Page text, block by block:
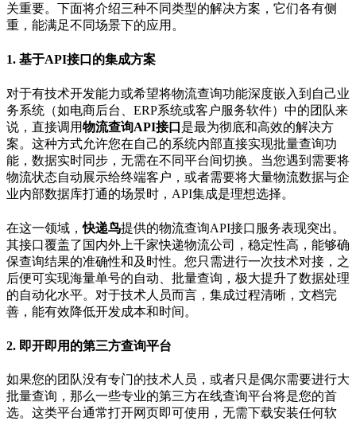
关重要。下面将介绍三种不同类型的解决方案，它们各有侧
重，能满足不同场景下的应用。
1. 基于API接口的集成方案
对于有技术开发能力或希望将物流查询功能深度嵌入到自己业
务系统（如电商后台、ERP系统或客户服务软件）中的团队来
说，直接调用物流查询API接口 是最为彻底和高效的解决方
案。这种方式允许您在自己的系统内部直接实现批量查询功
能，数据实时同步，无需在不同平台间切换。当您遇到需要将
物流状态自动展示给终端客户，或者需要将大量物流数据与企
业内部数据库打通的场景时，API集成是理想选择。
在这一领域，快递鸟提供的物流查询API接口服务表现突出。
其接口覆盖了国内外上千家快递物流公司，稳定性高，能够确
保查询结果的准确性和及时性。您只需进行一次技术对接，之
后便可实现海量单号的自动、批量查询，极大提升了数据处理
的自动化水平。对于技术人员而言，集成过程清晰，文档完
善，能有效降低开发成本和时间。
2. 即开即用的第三方查询平台
如果您的团队没有专门的技术人员，或者只是偶尔需要进行大
批量查询，那么一些专业的第三方在线查询平台将是您的首
选。这类平台通常打开网页即可使用，无需下载安装任何软